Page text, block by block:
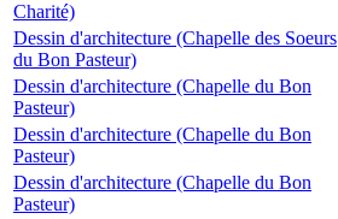
Charité)
Dessin d'architecture (Chapelle des Soeurs
du Bon Pasteur)
Dessin d'architecture (Chapelle du Bon
Pasteur)
Dessin d'architecture (Chapelle du Bon
Pasteur)
Dessin d'architecture (Chapelle du Bon
Pasteur)